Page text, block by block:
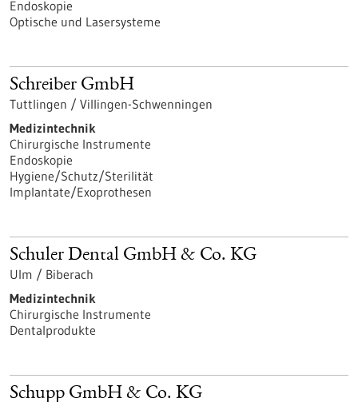
Endoskopie
Optische und Lasersysteme
Schreiber GmbH
Tuttlingen / Villingen-Schwenningen
Medizintechnik
Chirurgische Instrumente
Endoskopie
Hygiene/Schutz/Sterilität
Implantate/Exoprothesen
Schuler Dental GmbH & Co. KG
Ulm / Biberach
Medizintechnik
Chirurgische Instrumente
Dentalprodukte
Schupp GmbH & Co. KG